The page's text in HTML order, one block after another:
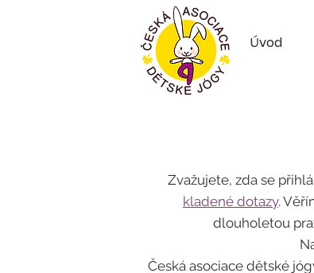
Úvod
Zvažujete, zda se
kladené dotazy.
dlouholetou
Česká asociace dětské